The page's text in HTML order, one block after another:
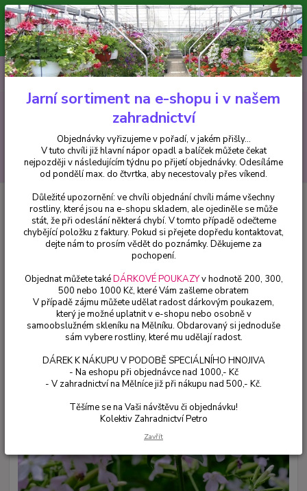
Minimální hodnota pro odeslání z e-shopu je 300 Kč.
V tuto chvíli již hlavní nápor objednávek opadl a balíček můžete čekat
nejpozději v následujícím týdnu po přijetí objednávky. Objednávky
vyřizujeme v pořadí, v jakém přišly...
CZK
Hledat
+420 602 223 614 0ks
za0 Kč
Bylinky a léčivky
Mydlice lékařská Saponaria officinális - cena na
prodejně
Mydlice lékařská Saponaria
officinális - cena na prodejně
Jarní sortiment na e-shopu i v našem
zahradnictví
Objednávky vyřizujeme v pořadí, v jakém přišly...
V tuto chvíli již hlavní nápor opadl a balíček můžete čekat
nejpozději v následujícím týdnu po přijetí objednávky. Odesíláme
od pondělí max. do čtvrtka, aby necestovaly přes víkend.
Důležité upozornění: ve chvíli objednání chvíli máme všechny
rostliny, které jsou na e-shopu skladem, ale ojediněle se může
stát, že při odeslání některá chybí. V tomto případě odečteme
chybějící položku z faktury. Pokud si přejete dopředu kontaktovat,
dejte nám to prosím vědět do poznámky. Děkujeme za
pochopení.
Objednat můžete takéDÁRKOVÉ POUKAZYv hodnotě 200, 300,
500 nebo 1000 Kč, které Vám zašleme obratem
V případě zájmu můžete udělat radost dárkovým poukazem,
který je možné uplatnit v e-shopu nebo osobně v
samoobslužném skleníku na Mělníku. Obdarovaný si jednoduše
sám vybere rostliny, které mu udělají radost.
DÁREK K NÁKUPU V PODOBĚ SPECIÁLNÍHO HNOJIVA
- Na eshopu při objednávce nad 1000,- Kč
- V zahradnictví na Mělníce již při nákupu nad 500,- Kč.
Těšíme se na Vaši návštěvu či objednávku!
Kolektiv Zahradnictví Petro
Zavřít